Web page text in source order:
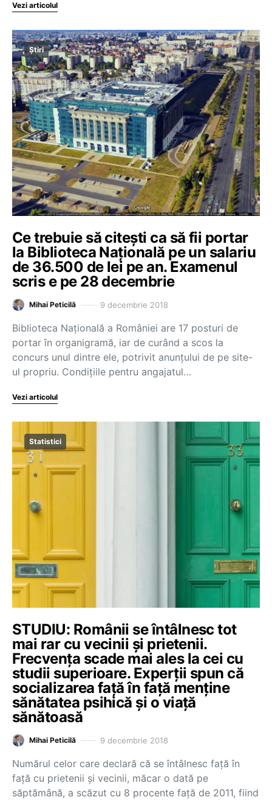
Vezi articolul
Știri
Ce trebuie să citești ca să fii portar
la Biblioteca Națională pe un salariu
de 36.500 de lei pe an. Examenul
scris e pe 28 decembrie
Mihai Peticilă 9 decembrie 2018
Biblioteca Națională a României are 17 posturi de
portar în organigramă, iar de curând a scos la
concurs unul dintre ele, potrivit anunțului de pe site-
ul propriu. Condițiile pentru angajatul…
Vezi articolul
Statistici
STUDIU: Românii se întâlnesc tot
mai rar cu vecinii și prietenii.
Frecvența scade mai ales la cei cu
studii superioare. Experții spun că
socializarea față în față menține
sănătatea psihică și o viață
sănătoasă
Mihai Peticilă 9 decembrie 2018
Numărul celor care declară că se întâlnesc față în
față cu prietenii și vecinii, măcar o dată pe
săptămână, a scăzut cu 8 procente față de 2011, fiind